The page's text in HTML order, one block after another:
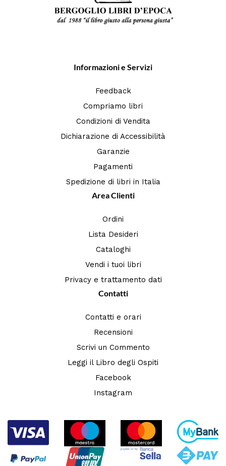
Informazioni e Servizi
Feedback
Compriamo libri
Condizioni di Vendita
Dichiarazione di Accessibilità
Garanzie
Pagamenti
Spedizione di libri in Italia
Area Clienti
Ordini
Lista Desideri
Cataloghi
Vendi i tuoi libri
Privacy e trattamento dati
Contatti
Contatti e orari
Recensioni
Scrivi un Commento
Leggi il Libro degli Ospiti
Facebook
Instagram